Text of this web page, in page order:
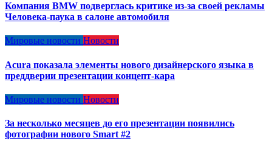
Компания BMW подверглась критике из-за своей рекламы
Человека-паука в салоне автомобиля
Мировые новости Новости
Acura показала элементы нового дизайнерского языка в
преддверии презентации концепт-кара
Мировые новости Новости
За несколько месяцев до его презентации появились
фотографии нового Smart #2